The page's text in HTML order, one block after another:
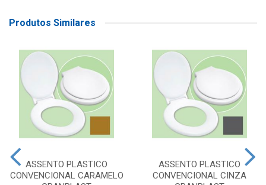
Produtos Similares
ASSENTO PLASTICO
CONVENCIONAL CARAMELO
ASSENTO PLASTICO
CONVENCIONAL CINZA